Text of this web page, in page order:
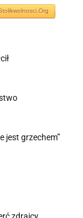
jest grzechem”